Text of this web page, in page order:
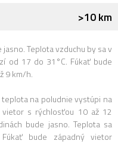
>10 km
Teplota vzduchu by sa v
od 17 do 31°C. Fúkať bude
9 km/h.
na poludnie vystúpi na
vietor s rýchlosťou 10 až 12
bude jasno. Teplota sa
bude západný vietor